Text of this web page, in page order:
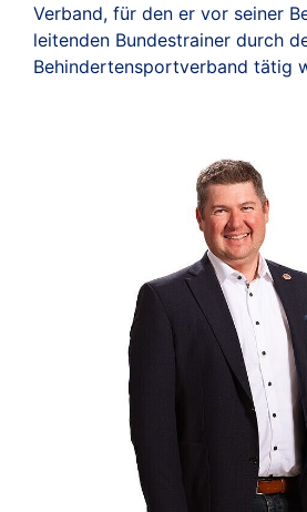
Verband, für den er vor seiner
leitenden Bundestrainer durch
Behindertensportverband tätig